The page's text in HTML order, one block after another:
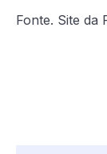
Fonte. Site da